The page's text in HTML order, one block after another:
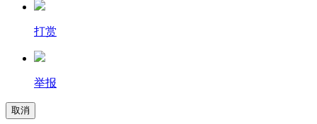
打赏
举报
取消